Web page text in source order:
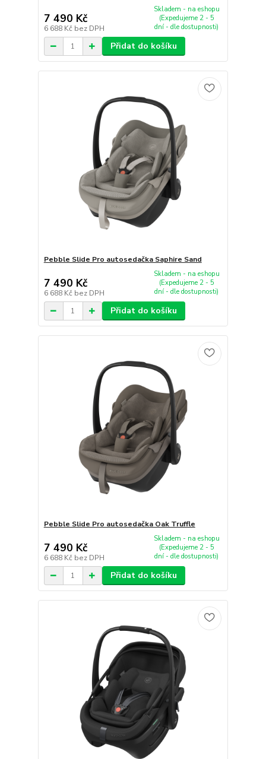
7 490 Kč
6 688 Kč bez DPH
Skladem - na eshopu
(Expedujeme 2 - 5
dní - dle dostupnosti)
Přidat do košíku
Pebble Slide Pro autosedačka Saphire Sand
7 490 Kč
6 688 Kč bez DPH
Skladem - na eshopu
(Expedujeme 2 - 5
dní - dle dostupnosti)
Přidat do košíku
Pebble Slide Pro autosedačka Oak Truffle
7 490 Kč
6 688 Kč bez DPH
Skladem - na eshopu
(Expedujeme 2 - 5
dní - dle dostupnosti)
Přidat do košíku